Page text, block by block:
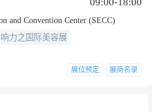
09:00-18:00
and Convention Center (SECC)
力之国际美容展
展位预定 展商名录